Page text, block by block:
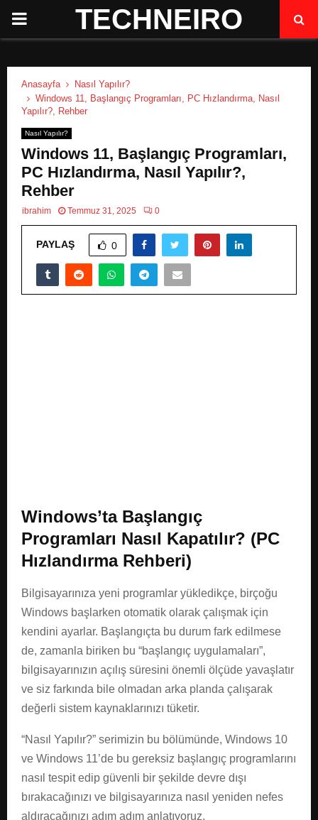
P
M
A
R
TECHNEIRO
Anasayfa
Nasıl Yapılır?
Windows 11, Başlangıç Programları, PC Hızlandırma, Nasıl
Yapılır?, Rehber
Nasıl Yapılır?
Windows 11, Başlangıç Programları,
PC Hızlandırma, Nasıl Yapılır?,
Rehber
ibrahim Temmuz 31, 2025 0
PAYLAŞ 0
Windows’ta Başlangıç
Programları Nasıl Kapatılır? (PC
Hızlandırma Rehberi)
Bilgisayarınıza yeni programlar yükledikçe, birçoğu
Windows başlarken otomatik olarak çalışmak için
kendini ayarlar. Başlangıçta bu durum fark edilmese
de, zamanla biriken bu “başlangıç uygulamaları”,
bilgisayarınızın açılış süresini önemli ölçüde yavaşlatır
ve siz farkında bile olmadan arka planda çalışarak
değerli sistem kaynaklarınızı tüketir.
“Nasıl Yapılır?” serimizin bu bölümünde, Windows 10
ve Windows 11’de bu gereksiz başlangıç programlarını
nasıl tespit edip güvenli bir şekilde devre dışı
bırakacağınızı ve bilgisayarınıza nasıl yeniden nefes
aldıracağınızı adım adım anlatıyoruz.